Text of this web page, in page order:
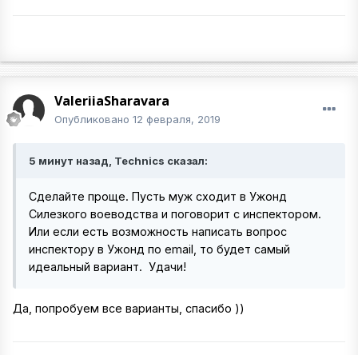
ValeriiaSharavara
Опубликовано 12 февраля, 2019
5 минут назад, Technics сказал:
Сделайте проще. Пусть муж сходит в Ужонд
Силезкого воеводства и поговорит с инспектором.
Или если есть возможность написать вопрос
инспектору в Ужонд по email, то будет самый
идеальный вариант. Удачи!
Да, попробуем все варианты, спасибо ))